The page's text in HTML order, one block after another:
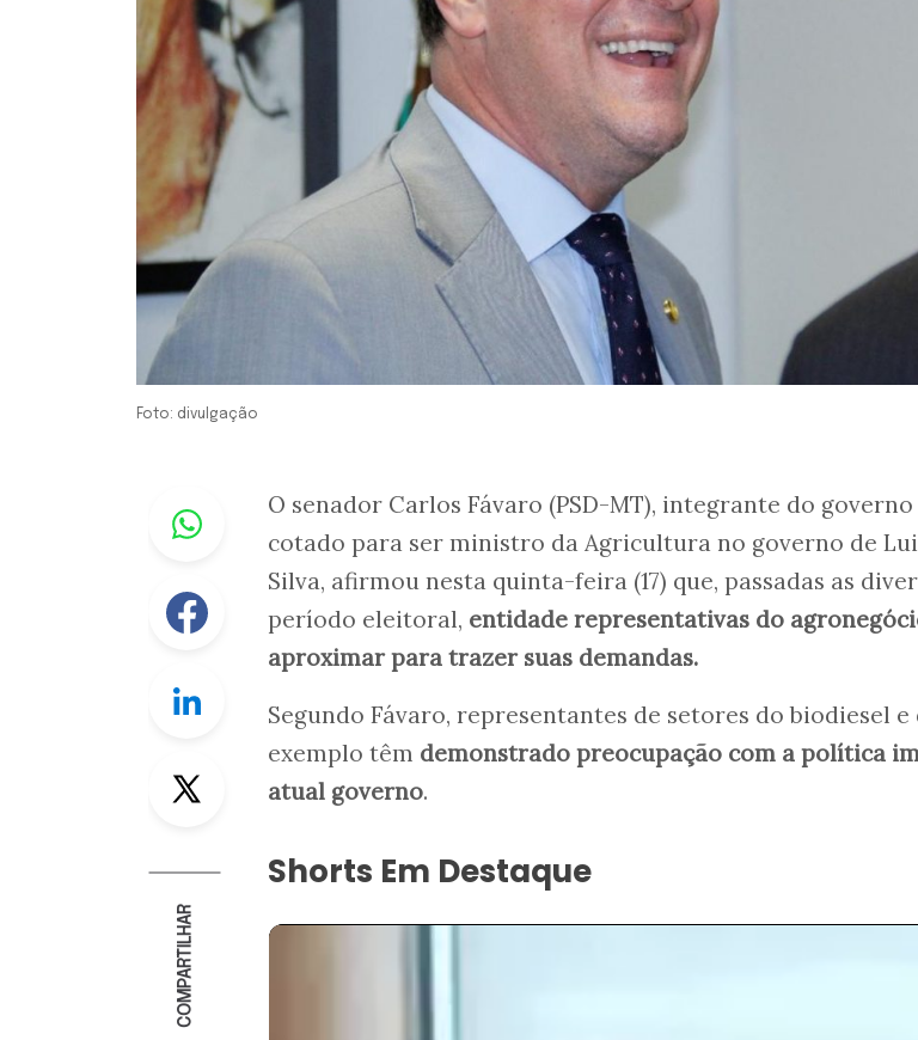
Foto: divulgação
Whastapp
Facebook
Linkedin
Twitter
COMPARTILHAR
O senador Carlos Fávaro (PSD-MT), integrante do
cotado para ser ministro da Agricultura no governo de
Silva, afirmou nesta quinta-feira (17) que, passadas as
período eleitoral, entidade representativas do
aproximar para trazer suas demandas.
Segundo Fávaro, representantes de setores do biodiesel
exemplo têm demonstrado preocupação com a política
atual governo.
Shorts Em Destaque